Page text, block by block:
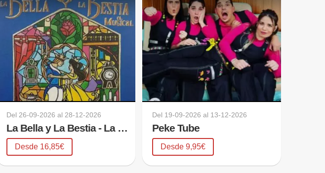
Del 26-09-2026 al 28-12-2026
La Bella y La Bestia - La Barbarie Teatro Musical
Desde 16,85€
Del 19-09-2026 al 13-12-2026
Peke Tube
Desde 9,95€